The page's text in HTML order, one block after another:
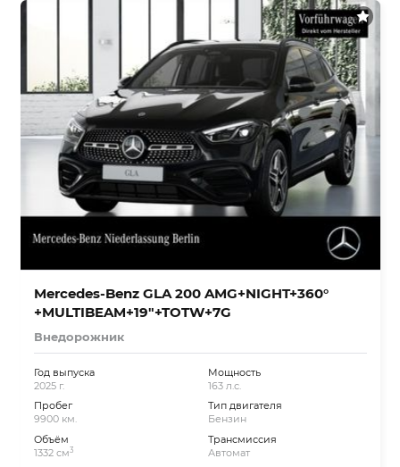
Mercedes-Benz GLA 200 AMG+NIGHT+360°
+MULTIBEAM+19″+TOTW+7G
Внедорожник
Год выпуска
2025 г.
Пробег
9900 км.
Объём
1332 см3
Мощность
163 л.с.
Тип двигателя
Бензин
Трансмиссия
Автомат